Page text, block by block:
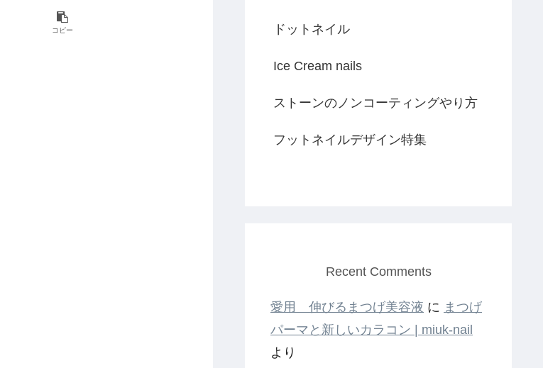
コピー ドットネイル
Ice Cream nails
ストーンのノンコーティングやり方
フットネイルデザイン特集
Recent Comments
愛用 伸びるまつげ美容液 に まつげ
パーマと新しいカラコン | miuk-nail
より